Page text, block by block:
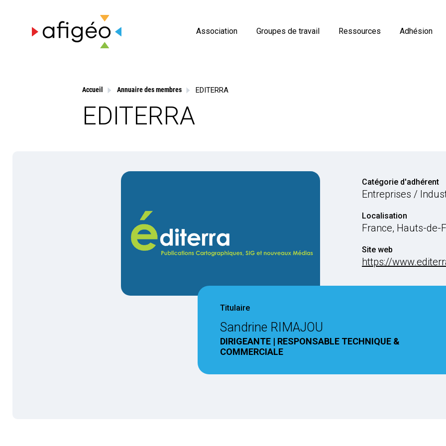
Association Groupes de travail Ressources Adhésion
Accueil Annuaire des membres EDITERRA
EDITERRA
Titulaire
Sandrine RIMAJOU
DIRIGEANTE | RESPONSABLE TECHNIQUE &
COMMERCIALE
Catégorie d'adhérent
Entreprises /
Localisation
France, Hauts-de-
Site web
https://